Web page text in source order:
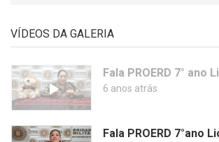
VÍDEOS DA GALERIA
Fala PROERD 7° ano
6 anos atrás
Fala PROERD 7°ano